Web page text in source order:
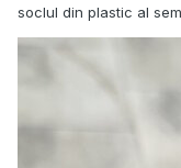
soclul din plastic al